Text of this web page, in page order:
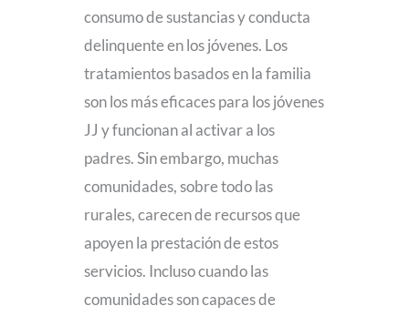
consumo de sustancias y conducta
delinquente en los jóvenes. Los
tratamientos basados en la familia
son los más eficaces para los jóvenes
JJ y funcionan al activar a los
padres. Sin embargo, muchas
comunidades, sobre todo las
rurales, carecen de recursos que
apoyen la prestación de estos
servicios. Incluso cuando las
comunidades son capaces de